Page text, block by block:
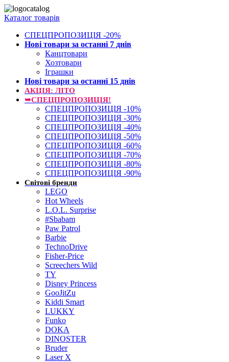
Каталог товарів
СПЕЦПРОПОЗИЦІЯ -20%
Нові товари за останнi 7 днiв
Канцтовари
Хозтовари
Іграшки
Нові товари за останнi 15 днiв
АКЦІЯ: ЛІТО
➥СПЕЦПРОПОЗИЦІЯ!
СПЕЦПРОПОЗИЦІЯ -10%
СПЕЦПРОПОЗИЦІЯ -30%
СПЕЦПРОПОЗИЦІЯ -40%
СПЕЦПРОПОЗИЦІЯ -50%
СПЕЦПРОПОЗИЦІЯ -60%
СПЕЦПРОПОЗИЦІЯ -70%
СПЕЦПРОПОЗИЦІЯ -80%
СПЕЦПРОПОЗИЦІЯ -90%
Світові бренди
LEGO
Hot Wheels
L.O.L. Surprise
#Sbabam
Paw Patrol
Barbie
TechnoDrive
Fisher-Price
Screechers Wild
TY
Disney Princess
GooJitZu
Kiddi Smart
LUKKY
Funko
DOKA
DINOSTER
Bruder
Laser X